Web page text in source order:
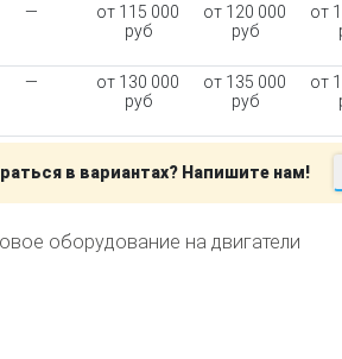
—
от 115 000
руб
от 120 000
руб
от
—
от 130 000
руб
от 135 000
руб
от
в вариантах? Напишите нам!
оборудование на двигатели